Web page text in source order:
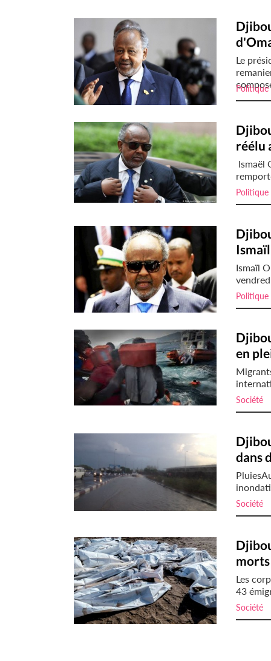
Le
Politique
réélu
Ismaël
Politique
Ismaïl
Politique
en
Société
dans
Société
morts
Les
43
Société